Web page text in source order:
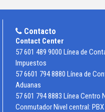
Contacto
Contact Center
57 601 489 9000 Línea de
Impuestos
57 6601 794 8880 Línea de
Aduanas
57 601 794 8883 Línea Centro
Conmutador Nivel central: